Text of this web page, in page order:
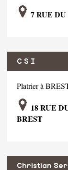
7 RUE
C S I
Platrier à
18 RUE
BREST
Christian